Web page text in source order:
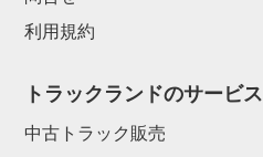
利用規約
トラックランドのサービス
中古トラック販売